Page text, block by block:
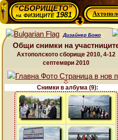
“СБОРИЩЕТО”
нафизиците 1981
Дизайнер Божо
Общи снимки на
Ахтополското сборище 2010, 4-12
септември 2010
Снимки в албума (9):